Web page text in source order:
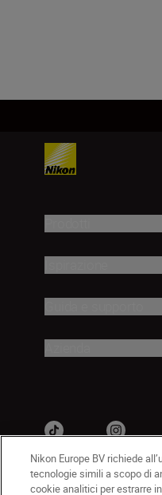
Nikon Europe BV richiede
tecnologie simili a scopo di
cookie analitici per estrarre